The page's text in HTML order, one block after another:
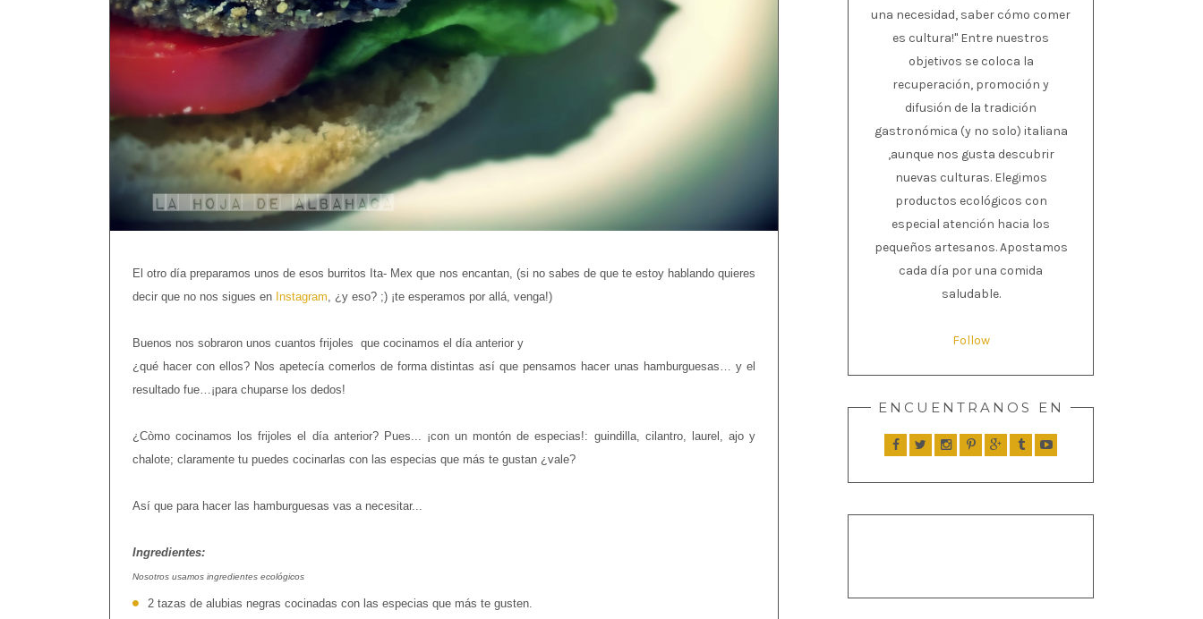
El otro día preparamos unos de esos burritos Ita- Mex que nos encantan, (si no sabes de que te estoy hablando quieres
decir que no nos sigues en Instagram, ¿y eso? ;) ¡te esperamos por allá, venga!)
Buenos nos sobraron unos cuantos frijoles que cocinamos el día anterior y
¿qué hacer con ellos? Nos apetecía comerlos de forma distintas así que pensamos hacer unas hamburguesas… y el
resultado fue…¡para chuparse los dedos!
¿Còmo cocinamos los frijoles el día anterior? Pues... ¡con un montón de especias!: guindilla, cilantro, laurel, ajo y
chalote; claramente tu puedes cocinarlas con las especias que más te gustan ¿vale?
Así que para hacer las hamburguesas vas a necesitar...
Ingredientes:
Nosotros usamos ingredientes ecológicos
2 tazas de alubias negras cocinadas con las especias que más te gusten.
una necesidad, saber cómo comer
es cultura!" Entre nuestros
objetivos se coloca la
recuperación, promoción y
difusión de la tradición
gastronómica (y no solo) italiana
,aunque nos gusta descubrir
nuevas culturas. Elegimos
productos ecológicos con
especial atención hacia los
pequeños artesanos. Apostamos
cada día por una comida
saludable.
Follow
ENCUENTRANOS EN